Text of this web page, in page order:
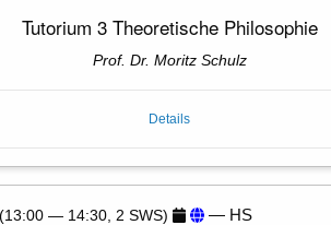
Tutorium 3 Theoretische Philosophie
Prof. Dr. Moritz Schulz
Details
— 14:30, 2 SWS) — HS